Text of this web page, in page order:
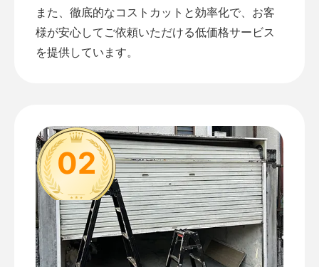
また、徹底的なコストカットと効率化で、お客
様が安心してご依頼いただける低価格サービス
を提供しています。
02